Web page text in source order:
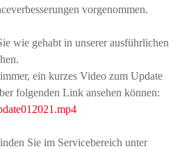
vorgenommen.
wie gehabt in unserer ausführlichen
ein kurzes Video zum Update
folgenden Link ansehen können:
Sie im Servicebereich unter